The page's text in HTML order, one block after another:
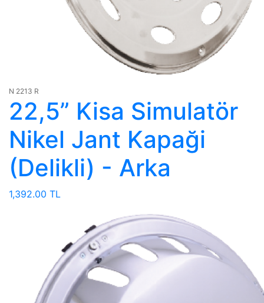
N 2213 R
22,5” Kisa Simulatör
Nikel Jant Kapaği
(Delikli) - Arka
1,392.00 TL